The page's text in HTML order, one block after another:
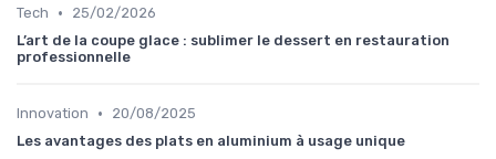
Tech •
25/02/2026
L’art de la coupe glace : sublimer le dessert en restauration
professionnelle
Innovation •
20/08/2025
Les avantages des plats en aluminium à usage unique